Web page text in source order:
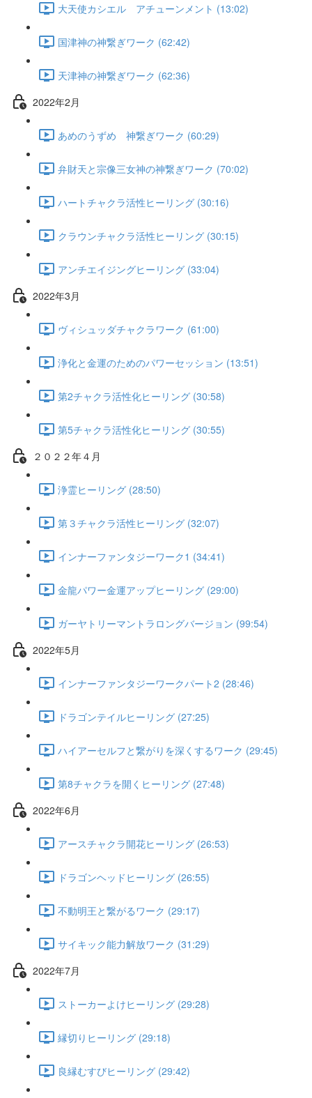
大天使カシエル アチューンメント (13:02)
国津神の神繋ぎワーク (62:42)
天津神の神繋ぎワーク (62:36)
2022年2月
あめのうずめ 神繋ぎワーク (60:29)
弁財天と宗像三女神の神繋ぎワーク (70:02)
ハートチャクラ活性ヒーリング (30:16)
クラウンチャクラ活性ヒーリング (30:15)
アンチエイジングヒーリング (33:04)
2022年3月
ヴィシュッダチャクラワーク (61:00)
浄化と金運のためのパワーセッション (13:51)
第2チャクラ活性化ヒーリング (30:58)
第5チャクラ活性化ヒーリング (30:55)
２０２２年４月
浄霊ヒーリング (28:50)
第３チャクラ活性ヒーリング (32:07)
インナーファンタジーワーク1 (34:41)
金龍パワー金運アップヒーリング (29:00)
ガーヤトリーマントラロングバージョン (99:54)
2022年5月
インナーファンタジーワークパート2 (28:46)
ドラゴンテイルヒーリング (27:25)
ハイアーセルフと繋がりを深くするワーク (29:45)
第8チャクラを開くヒーリング (27:48)
2022年6月
アースチャクラ開花ヒーリング (26:53)
ドラゴンヘッドヒーリング (26:55)
不動明王と繋がるワーク (29:17)
サイキック能力解放ワーク (31:29)
2022年7月
ストーカーよけヒーリング (29:28)
縁切りヒーリング (29:18)
良縁むすびヒーリング (29:42)